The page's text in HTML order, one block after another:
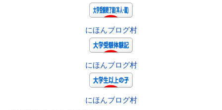
にほんブログ村
にほんブログ村
にほんブログ村